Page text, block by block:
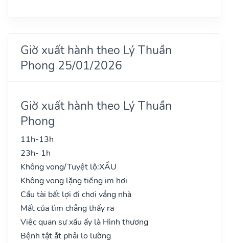
Giờ xuất hành theo Lý Thuần
Phong 25/01/2026
Giờ xuất hành theo Lý Thuần
Phong
11h-13h
23h- 1h
Không vong/Tuyệt lộ:XẤU
Không vong lặng tiếng im hơi
Cầu tài bất lợi đi chơi vắng nhà
Mất của tìm chẳng thấy ra
Việc quan sự xấu ấy là Hình thương
Bệnh tật ắt phải lo lường